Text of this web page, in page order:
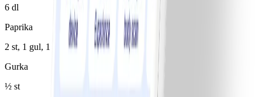
6 dl
Paprika
2 st, 1 gul, 1 röd
Gurka
½ st